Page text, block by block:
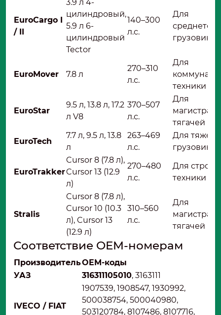
EuroCargo I
/ II
3.9 л 4-
цилиндровый,
5.9 л 6-
цилиндровый
Tector
140–300
л.с.
Для
грузовиков
EuroMover 7.8 л
270–310
л.с.
Для
техники
EuroStar
9.5 л, 13.8 л, 17.2
л V8
370–507
л.с.
Для
тягачей
EuroTech
7.7 л, 9.5 л, 13.8
л
263–469
л.с.
Для
грузовиков
EuroTrakker
Cursor 8 (7.8 л),
Cursor 13 (12.9
л)
270–480
л.с.
Для
техники
Stralis
Cursor 8 (7.8 л),
Cursor 10 (10.3
л), Cursor 13
(12.9 л)
310–560
л.с.
Для
тягачей
Соответствие OEM-номерам
ПроизводительOEM-коды
УАЗ
316311105010, 3163111
IVECO / FIAT
1907539, 1908547, 1930992,
500038754, 500040980,
503120784, 8107486, 8107716,